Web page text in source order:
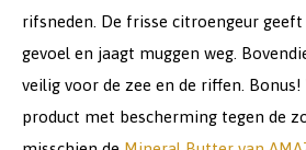
rifsneden. De frisse citroengeur
gevoel en jaagt muggen weg.
veilig voor de zee en de riffen.
product met bescherming tegen de